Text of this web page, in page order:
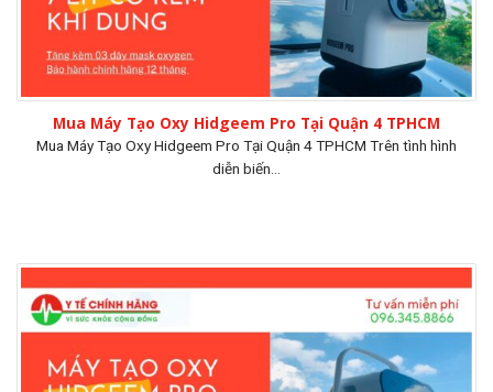
Mua Máy Tạo Oxy Hidgeem Pro Tại Quận 4 TPHCM
Mua Máy Tạo Oxy Hidgeem Pro Tại Quận 4 TPHCM Trên tình hình
diễn biến...